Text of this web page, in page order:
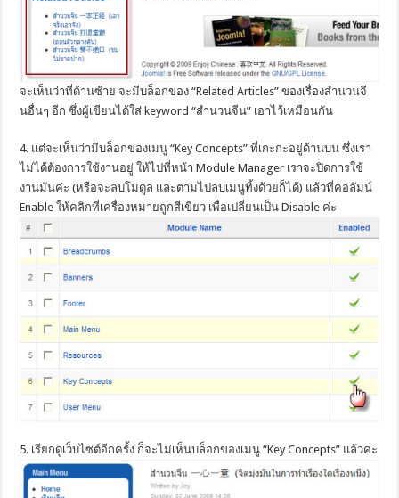
จะเห็นว่าที่ด้านซ้าย จะมีบล็อกของ “Related Articles” ของเรื่องสำนวนจี
นอื่นๆ อีก ซึ่งผู้เขียนได้ใส่ keyword “สำนวนจีน” เอาไว้เหมือนกัน
4. แต่จะเห็นว่ามีบล็อกของเมนู “Key Concepts” ที่เกะกะอยู่ด้านบน ซึ่งเรา
ไม่ได้ต้องการใช้งานอยู่ ให้ไปที่หน้า Module Manager เราจะปิดการใช้
งานมันค่ะ (หรือจะลบโมดูล และตามไปลบเมนูทิ้งด้วยก็ได้) แล้วที่คอลัมน์
Enable ให้คลิกที่เครื่องหมายถูกสีเขียว เพื่อเปลี่ยนเป็น Disable ค่ะ
5. เรียกดูเว็บไซต์อีกครั้ง ก็จะไม่เห็นบล็อกของเมนู “Key Concepts” แล้วค่ะ